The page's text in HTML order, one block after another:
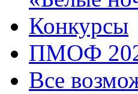
Конкурсы
ПМОФ
Все